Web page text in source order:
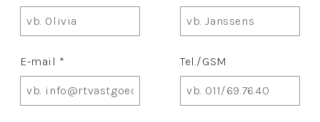
E-mail * Tel./GSM